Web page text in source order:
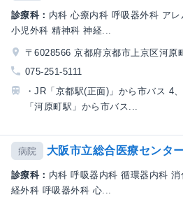
診療科： 内科 心療内科 呼吸器外科 ア
小児外科 精神科 神経...
〒6028566 京都府京都市上京区河原
075-251-5111
・JR「京都駅(正面)」から市バス 4
「河原町駅」から市バス...
病院 大阪市立総合医療センタ
診療科： 内科 呼吸器内科 循環器内科
経外科 呼吸器外科 心...